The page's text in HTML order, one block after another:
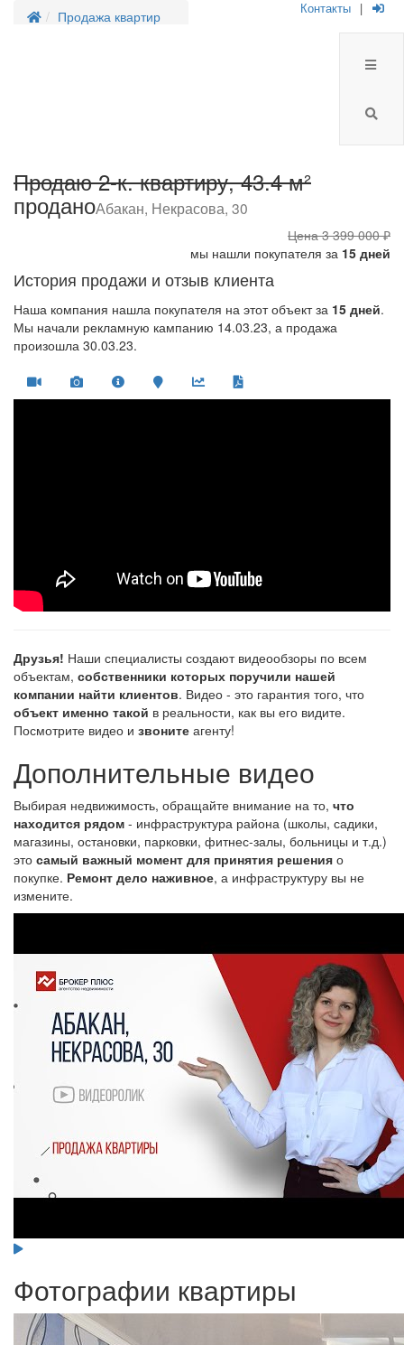
Продажа квартир Контакты |
Продаю 2-к. квартиру, 43.4 м²
проданоАбакан, Некрасова, 30
Цена3 399 000 ₽
мы нашли покупателя за 15 дней
История продажи и отзыв клиента
Наша компания нашла покупателя на этот объект за 15 дней.
Мы начали рекламную кампанию 14.03.23, а продажа
произошла 30.03.23.
Друзья! Наши специалисты создают видеообзоры по всем
объектам, собственники которых поручили нашей
компании найти клиентов. Видео - это гарантия того, что
объект именно такой в реальности, как вы его видите.
Посмотрите видео и звоните агенту!
Дополнительные видео
Выбирая недвижимость, обращайте внимание на то, что
находится рядом - инфраструктура района (школы, садики,
магазины, остановки, парковки, фитнес-залы, больницы и т.д.)
это самый важный момент для принятия решения о
покупке. Ремонт дело наживное, а инфраструктуру вы не
измените.
Фотографии квартиры